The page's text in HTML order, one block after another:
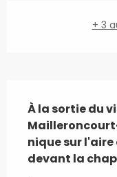
+ 3
À la sortie du
nique sur l'aire
devant la